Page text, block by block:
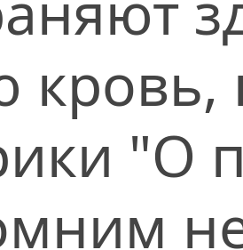
"О